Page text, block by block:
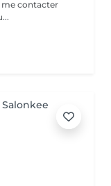
me contacter